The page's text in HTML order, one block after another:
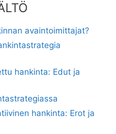
avaintoimittajat?
hankinta: Edut ja
hankinta: Erot ja